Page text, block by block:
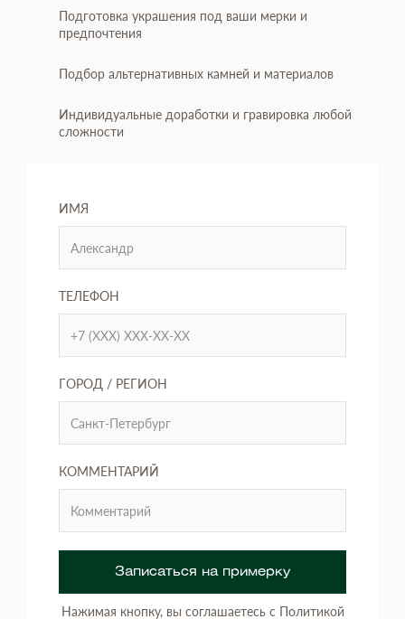
Подготовка украшения под ваши мерки и
предпочтения
Подбор альтернативных камней и материалов
Индивидуальные доработки и гравировка любой
сложности
ИМЯ
ТЕЛЕФОН
ГОРОД / РЕГИОН
КОММЕНТАРИЙ
Записаться на примерку
Нажимая кнопку, вы соглашаетесь с Политикой